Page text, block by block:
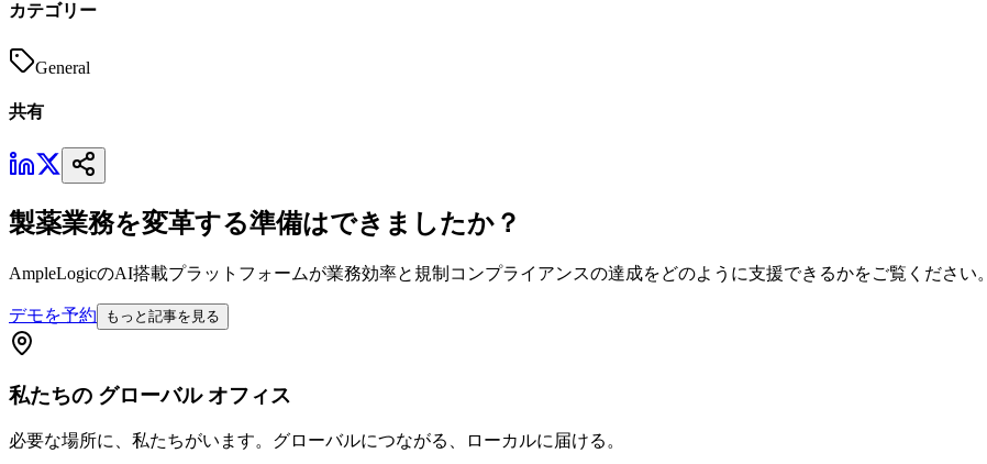
カテゴリー
General
共有
製薬業務を変革する準備はできましたか？
AmpleLogicのAI搭載プラットフォームが業務効率と規制コンプライアンスの達成をどのように支援できるかをご覧ください。
デモを予約 もっと記事を見る
私たちの グローバルオフィス
必要な場所に、私たちがいます。グローバルにつながる、ローカルに届ける。